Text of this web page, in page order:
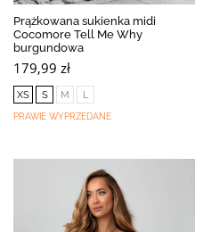
Prążkowana sukienka midi
Cocomore Tell Me Why
burgundowa
179,99 zł
XS S M L
PRAWIE WYPRZEDANE